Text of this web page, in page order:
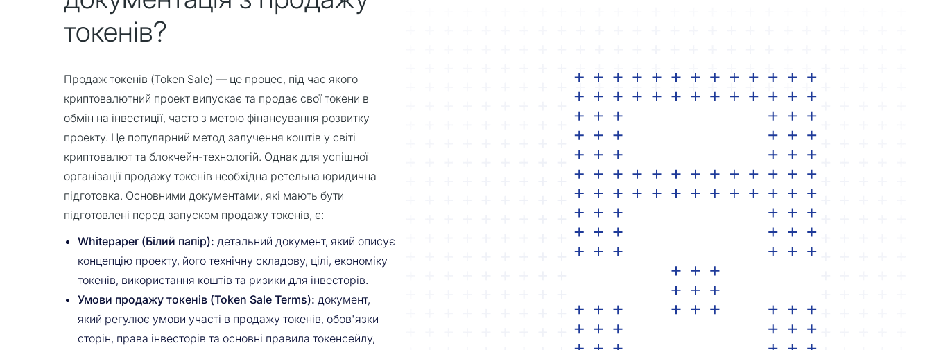
токенів?
Продаж токенів (Token Sale) — це процес, під час якого
криптовалютний проект випускає та продає свої токени в
обмін на інвестиції, часто з метою фінансування розвитку
проекту. Це популярний метод залучення коштів у світі
криптовалют та блокчейн-технологій. Однак для успішної
організації продажу токенів необхідна ретельна юридична
підготовка. Основними документами, які мають бути
підготовлені перед запуском продажу токенів, є:
Whitepaper (Білий папір): детальний документ, який описує
концепцію проекту, його технічну складову, цілі, економіку
токенів, використання коштів та ризики для інвесторів.
Умови продажу токенів (Token Sale Terms): документ,
який регулює умови участі в продажу токенів, обов'язки
сторін, права інвесторів та основні правила токенсейлу,